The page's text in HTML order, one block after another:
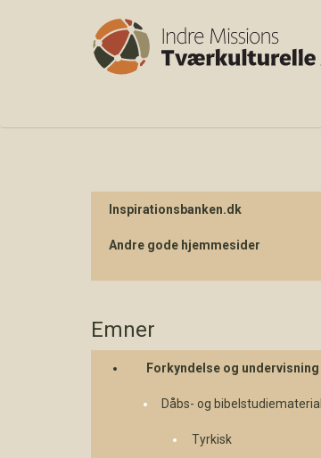
Inspirationsbanken.dk
Andre gode hjemmesider
Emner
Forkyndelse og undervisning
Dåbs- og
Tyrkisk